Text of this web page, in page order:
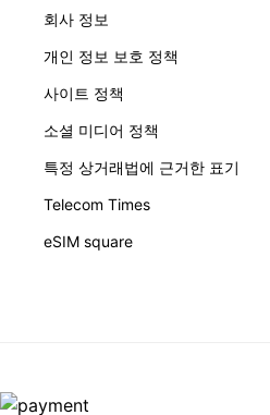
회사 정보
개인 정보 보호 정책
사이트 정책
소셜 미디어 정책
특정 상거래법에 근거한 표기
Telecom Times
eSIM square